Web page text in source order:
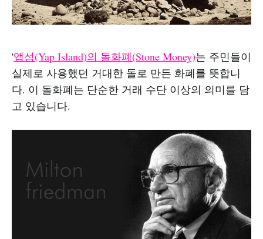
'앱섬(Yap Island)의 돌화폐(Stone Money)는 주민들이
실제로 사용했던 거대한 돌로 만든 화폐를 뜻합니
다. 이 돌화폐는 단순한 거래 수단 이상의 의미를 담
고 있습니다.